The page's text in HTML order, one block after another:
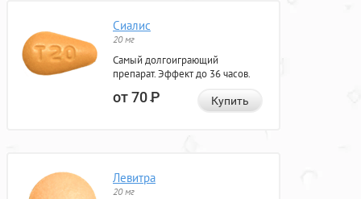
Сиалис
20 мг
Самый долгоиграющий
препарат. Эффект до 36 часов.
от 70Р Купить
Левитра
20 мг